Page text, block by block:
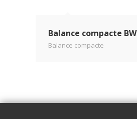
Balance compacte BW
Balance compacte